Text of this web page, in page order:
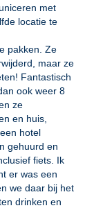
met
locatie te
pakken. Ze
maar ze
Fantastisch
ook weer 8
ze
en huis,
hotel
gehuurd en
fiets. Ik
er was een
we daar bij het
drinken en